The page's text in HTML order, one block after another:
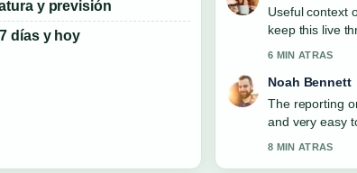
y previsión
días y hoy
Useful context
keep this live
6 MIN ATRAS
Noah Bennett
The reporting
and very easy
8 MIN ATRAS